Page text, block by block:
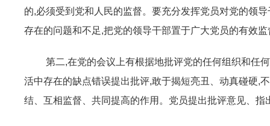
的,必须受到党和人民的监督。要充分发挥党员对党的领
存在的问题和不足,把党的领导干部置于广大党员的有效
第二,在党的会议上有根据地批评党的任何组织和任
活中存在的缺点错误提出批评,敢于揭短亮丑、动真碰硬,
结、互相监督、共同提高的作用。党员提出批评意见、